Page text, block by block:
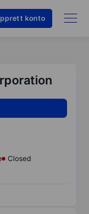
konto
Closed